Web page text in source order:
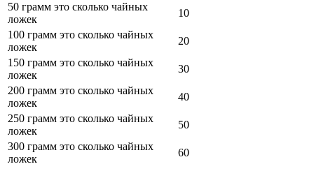
50 грамм это сколько чайных
ложек
10
100 грамм это сколько чайных
ложек
20
150 грамм это сколько чайных
ложек
30
200 грамм это сколько чайных
ложек
40
250 грамм это сколько чайных
ложек
50
300 грамм это сколько чайных
ложек
60